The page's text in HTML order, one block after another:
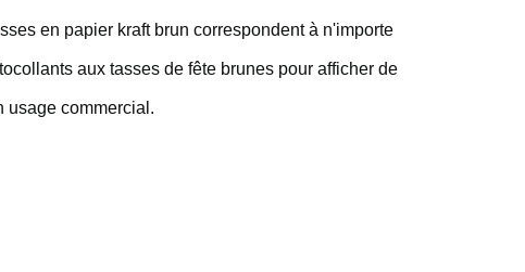
en papier kraft brun correspondent à n'importe
aux tasses de fête brunes pour afficher de
usage commercial.